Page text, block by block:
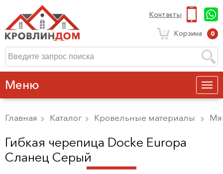
Контакты
Корзина 0
Меню
Главная Каталог Кровельные материалы
Гибкая черепица Docke Europa
Сланец Серый